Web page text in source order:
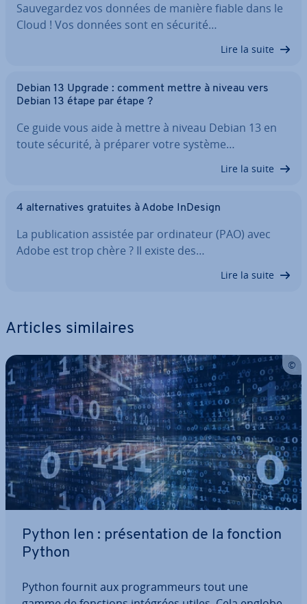
Sau­ve­gar­dez vos données de manière fiable dans le
Cloud ! Vos données sont en sécurité…
Lire la suite
Debian 13 Upgrade : comment mettre à niveau vers
Debian 13 étape par étape ?
Ce guide vous aide à mettre à niveau Debian 13 en
toute sécurité, à préparer votre système…
Lire la suite
4 al­ter­na­tives gratuites à Adobe InDesign
La pu­bli­ca­tion assistée par or­di­na­teur (PAO) avec
Adobe est trop chère ? Il existe des…
Lire la suite
Articles si­mi­laires
Python len : pré­sen­ta­tion de la fonction
Python
Python fournit aux pro­gram­meurs tout une